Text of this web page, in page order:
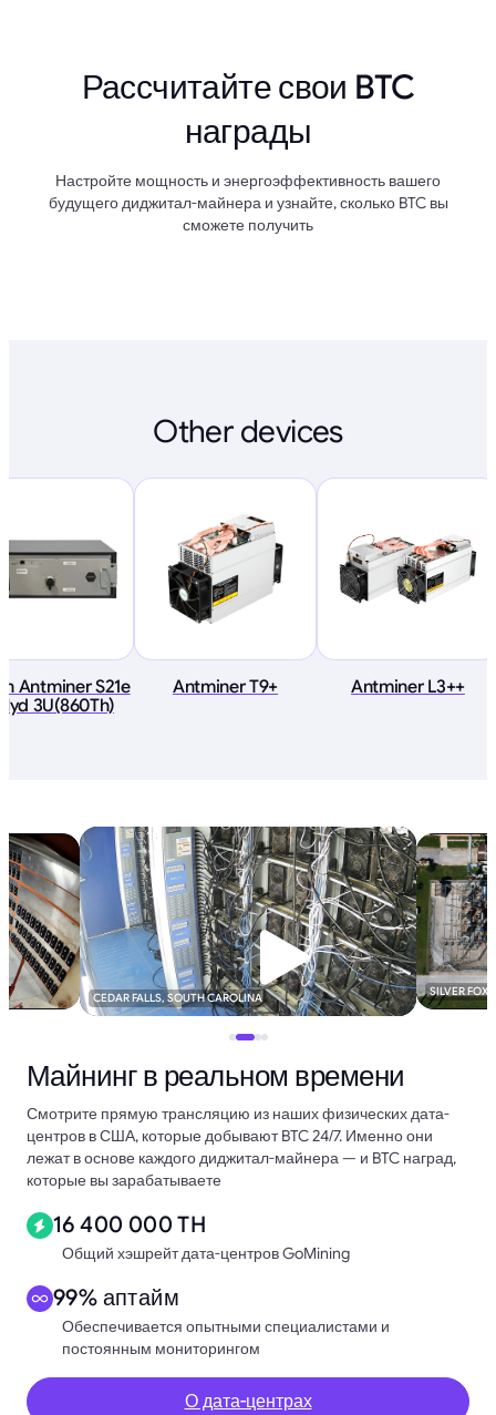
Рассчитайте свои BTC
награды
Настройте мощность и энергоэффективность вашего
будущего диджитал-майнера и узнайте, сколько BTC вы
сможете получить
Other devices
Antminer S21e
3U(860Th)
Antminer T9+ Antminer L3++
CEDAR FALLS, SOUTH CAROLINA SILVER FOX
Майнинг в реальном времени
Смотрите прямую трансляцию из наших физических дата-
центров в США, которые добывают BTC 24/7. Именно они
лежат в основе каждого диджитал-майнера — и BTC наград,
которые вы зарабатываете
16 400 000 TH
Общий хэшрейт дата-центров GoMining
99% аптайм
Обеспечивается опытными специалистами и
постоянным мониторингом
О дата-центрах